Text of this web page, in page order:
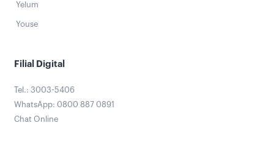
Yelum
Youse
Filial Digital
Tel.: 3003-5406
WhatsApp: 0800 887 0891
Chat Online